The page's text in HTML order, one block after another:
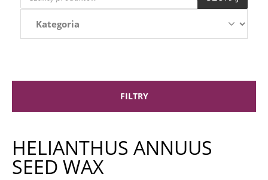
produktów
FILTRY
HELIANTHUS ANNUUS
SEED WAX